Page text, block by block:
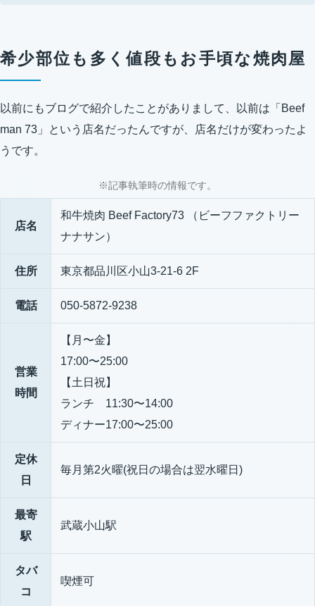
希少部位も多く値段もお手頃な焼肉屋
以前にもブログで紹介したことがありまして、以前は「Beef
man 73」という店名だったんですが、店名だけが変わったよ
うです。
※記事執筆時の情報です。
店名
和牛焼肉 Beef Factory73 （ビーフファクトリー
ナナサン）
住所 東京都品川区小山3-21-6 2F
電話 050-5872-9238
営業
時間
【月〜金】
17:00〜25:00
【土日祝】
ランチ 11:30〜14:00
ディナー17:00〜25:00
定休
日
毎月第2火曜(祝日の場合は翌水曜日)
最寄
駅
武蔵小山駅
タバ
コ
喫煙可